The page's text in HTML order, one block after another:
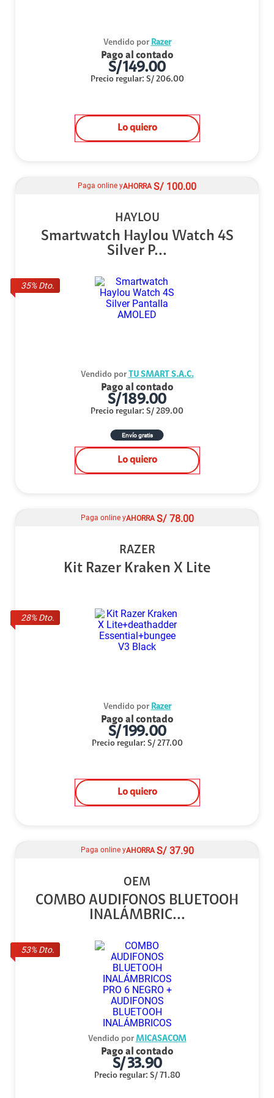
Vendido por Razer
Pago al contado
S/149.00
Precio regular: S/ 206.00
Lo quiero
35% Dto.
Paga online yAHORRA S/ 100.00
HAYLOU
Smartwatch Haylou Watch 4S
Silver P...
Vendido por TU SMART S.A.C.
Pago al contado
S/189.00
Precio regular: S/ 289.00
Envío gratis
Lo quiero
28% Dto.
Paga online yAHORRA S/ 78.00
RAZER
Kit Razer Kraken X Lite
Vendido por Razer
Pago al contado
S/199.00
Precio regular: S/ 277.00
Lo quiero
53% Dto.
Paga online yAHORRA S/ 37.90
OEM
COMBO AUDIFONOS BLUETOOH
INALÁMBRIC...
Vendido por MICASACOM
Pago al contado
S/33.90
Precio regular: S/ 71.80